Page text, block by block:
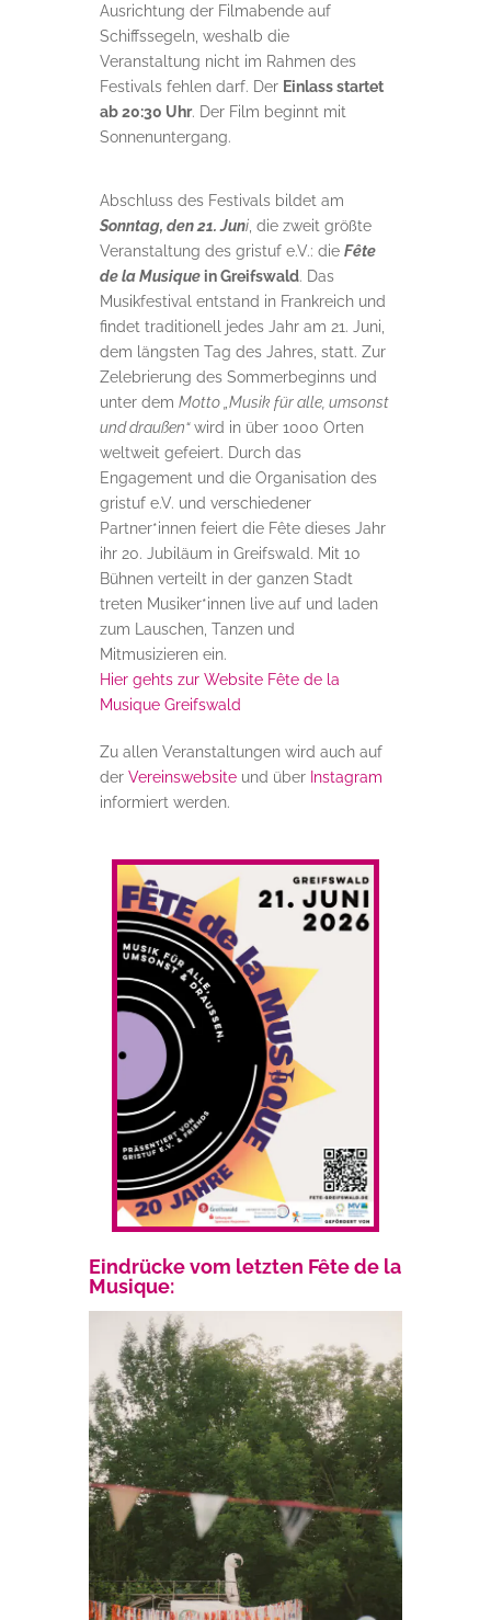
Ausrichtung der Filmabende auf
Schiffssegeln, weshalb die
Veranstaltung nicht im Rahmen des
Festivals fehlen darf. Der Einlass startet
ab 20:30 Uhr. Der Film beginnt mit
Sonnenuntergang.
Abschluss des Festivals bildet am
Sonntag, den 21. Juni, die zweit größte
Veranstaltung des gristuf e.V.: die Fête
de la Musiquein Greifswald. Das
Musikfestival entstand in Frankreich und
findet traditionell jedes Jahr am 21. Juni,
dem längsten Tag des Jahres, statt. Zur
Zelebrierung des Sommerbeginns und
unter dem Motto „Musik für alle, umsonst
und draußen“wird in über 1000 Orten
weltweit gefeiert. Durch das
Engagement und die Organisation des
gristuf e.V. und verschiedener
Partner*innen feiert die Fête dieses Jahr
ihr 20. Jubiläum in Greifswald. Mit 10
Bühnen verteilt in der ganzen Stadt
treten Musiker*innen live auf und laden
zum Lauschen, Tanzen und
Mitmusizieren ein.
Hier gehts zur Website Fête de la
Musique Greifswald
Zu allen Veranstaltungen wird auch auf
der Vereinswebsiteund über Instagram
informiert werden.
Eindrücke vom letzten Fête de la
Musique: